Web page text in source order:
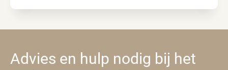
Advies en hulp nodig bij het